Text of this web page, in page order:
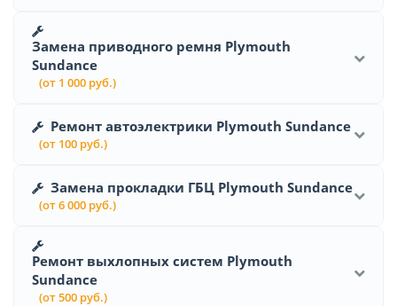
Замена приводного ремня Plymouth
Sundance
(от 1 000 руб.)
Ремонт автоэлектрики Plymouth Sundance
(от 100 руб.)
Замена прокладки ГБЦ Plymouth Sundance
(от 6 000 руб.)
Ремонт выхлопных систем Plymouth
Sundance
(от 500 руб.)